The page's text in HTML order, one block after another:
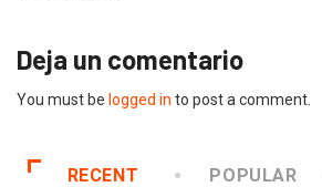
Deja un comentario
You must be logged in to post a comment.
RECENT POPULAR